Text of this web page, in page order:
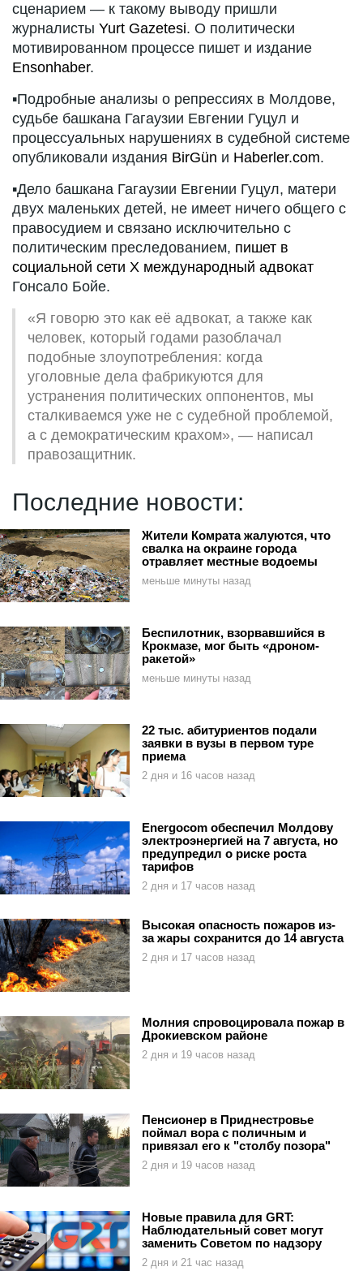
сценарием — к такому выводу пришли
журналисты Yurt Gazetesi. О политически
мотивированном процессе пишет и издание
Ensonhaber.
▪️Подробные анализы о репрессиях в Молдове,
судьбе башкана Гагаузии Евгении Гуцул и
процессуальных нарушениях в судебной системе
опубликовали издания BirGün и Haberler.com.
▪️Дело башкана Гагаузии Евгении Гуцул, матери
двух маленьких детей, не имеет ничего общего с
правосудием и связано исключительно с
политическим преследованием, пишет в
социальной сети X международный адвокат
Гонсало Бойе.
«Я говорю это как её адвокат, а также как
человек, который годами разоблачал
подобные злоупотребления: когда
уголовные дела фабрикуются для
устранения политических оппонентов, мы
сталкиваемся уже не с судебной проблемой,
а с демократическим крахом», — написал
правозащитник.
Последние новости:
Жители Комрата жалуются, что
свалка на окраине города
отравляет местные водоемы
меньше минуты назад
Беспилотник, взорвавшийся в
Крокмазе, мог быть «дроном-
ракетой»
меньше минуты назад
22 тыс. абитуриентов подали
заявки в вузы в первом туре
приема
2 дня и 16 часов назад
Energocom обеспечил Молдову
электроэнергией на 7 августа, но
предупредил о риске роста
тарифов
2 дня и 17 часов назад
Высокая опасность пожаров из-
за жары сохранится до 14 августа
2 дня и 17 часов назад
Молния спровоцировала пожар в
Дрокиевском районе
2 дня и 19 часов назад
Пенсионер в Приднестровье
поймал вора с поличным и
привязал его к "столбу позора"
2 дня и 19 часов назад
Новые правила для GRT:
Наблюдательный совет могут
заменить Советом по надзору
2 дня и 21 час назад